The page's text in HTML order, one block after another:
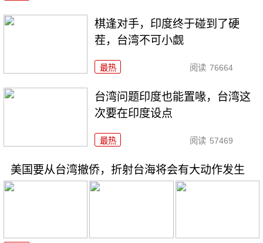
棋逢对手，印度终于碰到了硬
茬，台湾不可小觑
最热 阅读 76664
台湾问题印度也能置喙，台湾这
次要在印度设点
最热 阅读 57469
美国要从台湾撤侨，折射台海将会有大动作发生